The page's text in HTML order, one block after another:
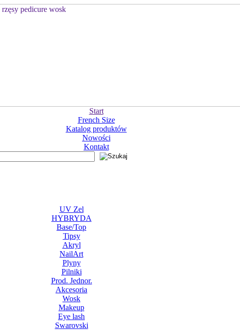
Start
French Size
Katalog produktów
Nowości
Kontakt
UV Zel
HYBRYDA
Base/Top
Tipsy
Akryl
NailArt
Plyny
Pilniki
Prod. Jednor.
Akcesoria
Wosk
Makeup
Eye lash
Swarovski